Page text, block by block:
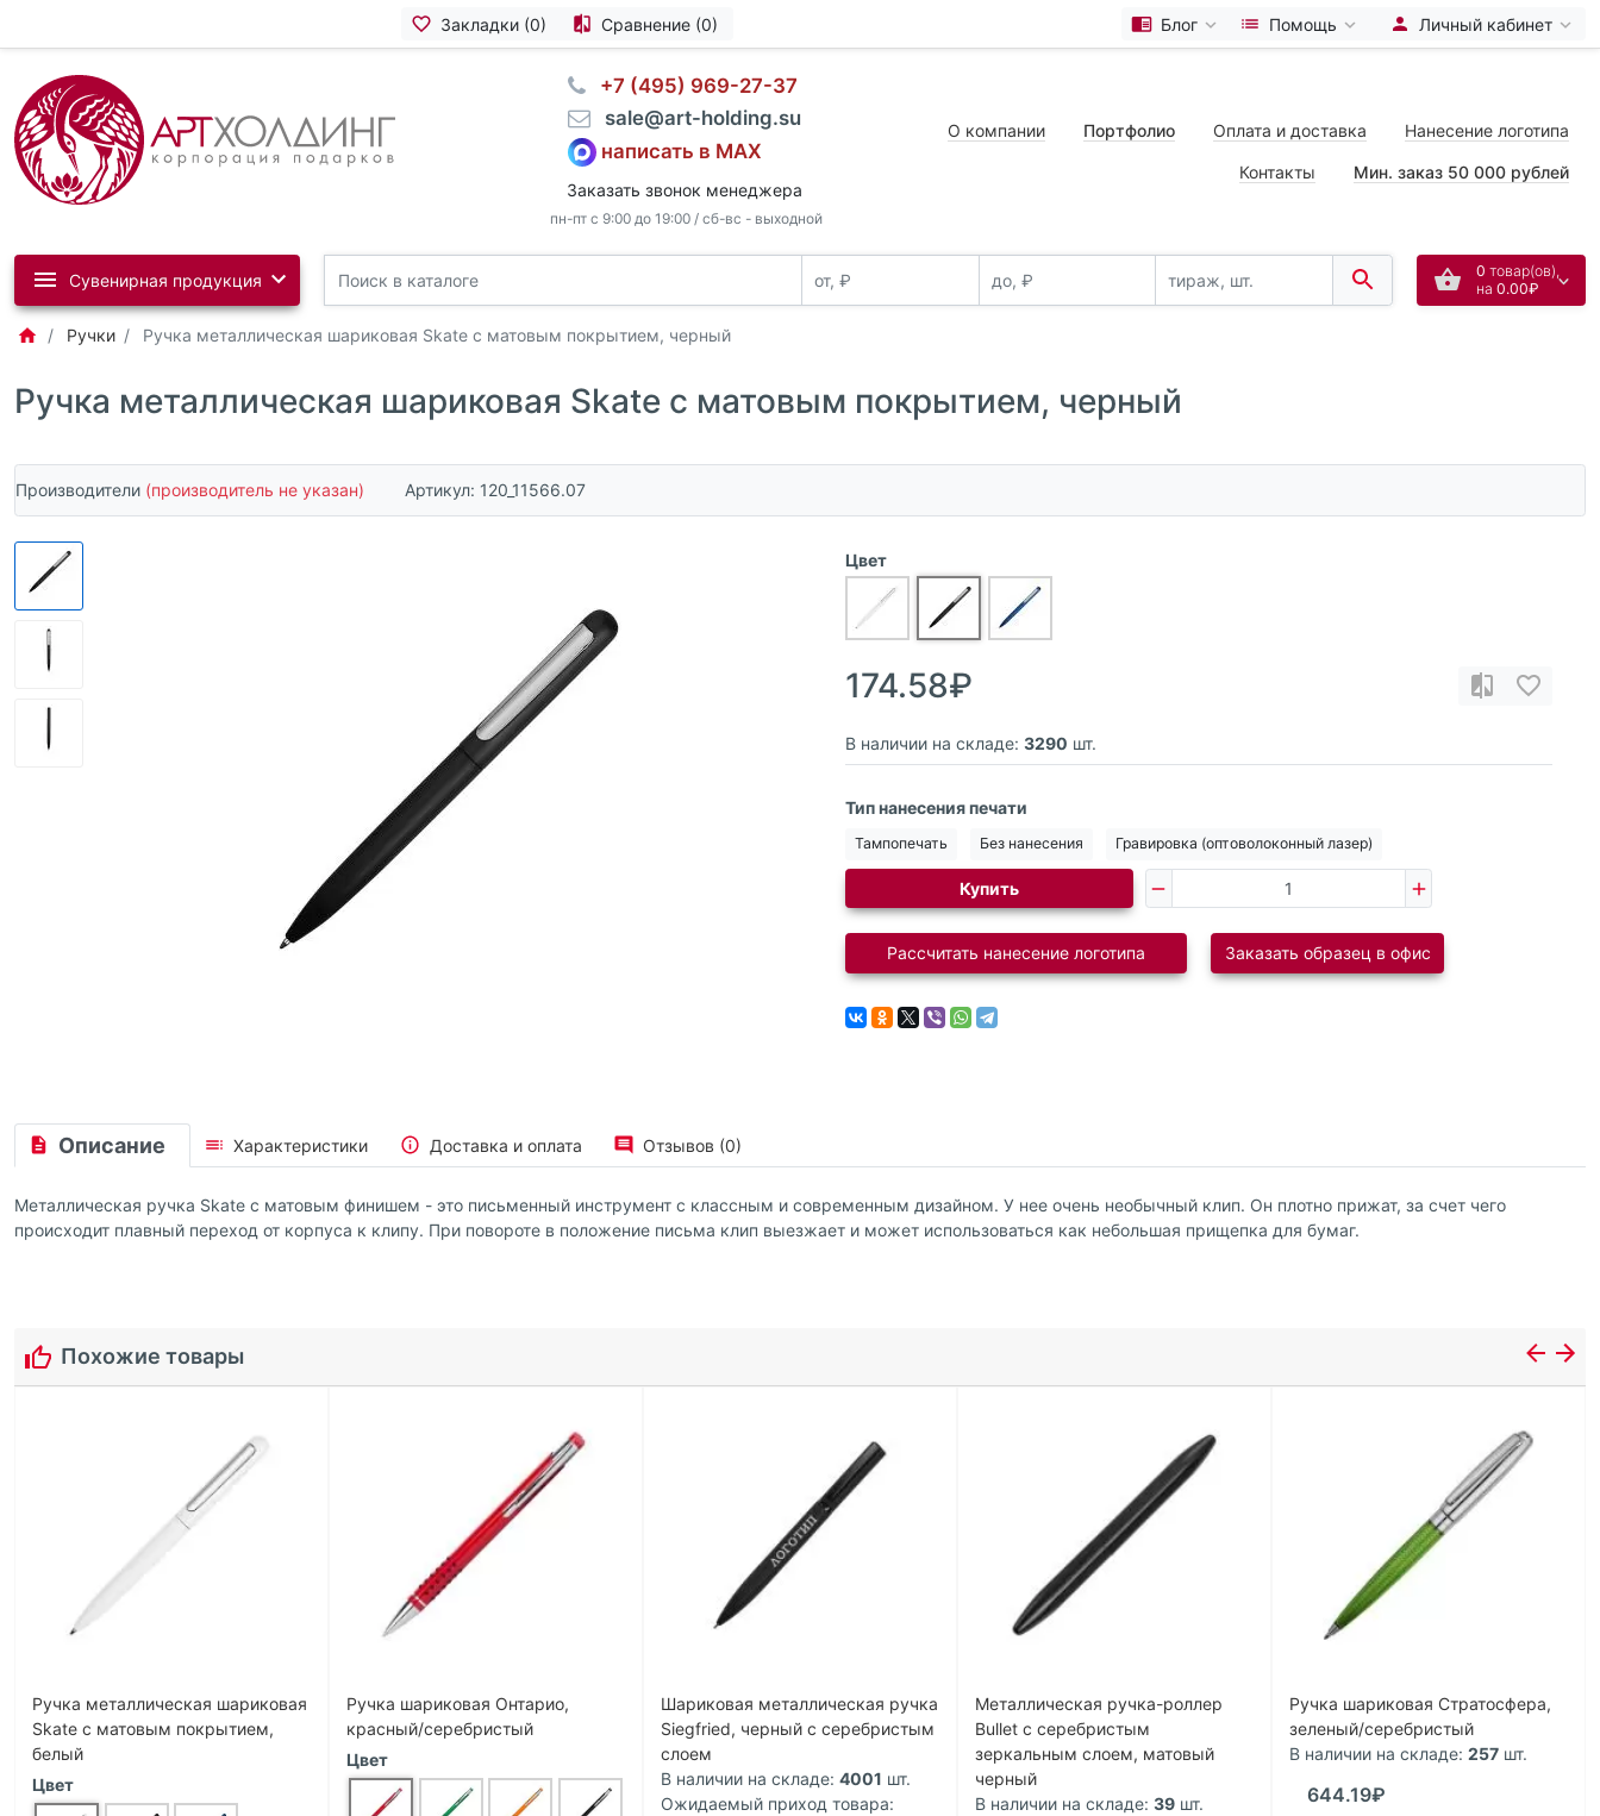
Закладки (0) Сравнение (0) Блог Помощь Личный кабинет
⠀+7 (495) 969-27-37
⠀sale@art-holding.su
написать в MAX
Заказать звонок менеджера
пн-пт с 9:00 до 19:00 / сб-вс - выходной
О компании Портфолио Оплата и доставка Нанесение логотипа
Контакты Мин. заказ 50 000 рублей
0 товар(ов),
на 0.00₽
Сувенирная продукция
Ручки Ручка металлическая шариковая Skate с матовым покрытием, черный
Ручка металлическая шариковая Skate с матовым покрытием, черный
Производители (производитель не указан) Артикул: 120_11566.07
Цвет
174.58₽
В наличии на складе: 3290 шт.
Тип нанесения печати
Тампопечать Без нанесения Гравировка (оптоволоконный лазер)
Купить
Рассчитать нанесение логотипа Заказать образец в офис
Описание Характеристики Доставка и оплата Отзывов (0)
Металлическая ручка Skate с матовым финишем - это письменный инструмент с классным и современным дизайном. У нее очень необычный клип. Он плотно прижат, за счет чего
происходит плавный переход от корпуса к клипу. При повороте в положение письма клип выезжает и может использоваться как небольшая прищепка для бумаг.
Похожие товары
Ручка металлическая шариковая
Skate с матовым покрытием,
белый
Цвет
Ручка шариковая Онтарио,
красный/серебристый
Цвет
Шариковая металлическая ручка
Siegfried, черный с серебристым
слоем
В наличии на складе: 4001 шт.
Ожидаемый приход товара:
Металлическая ручка-роллер
Bullet с серебристым
зеркальным слоем, матовый
черный
В наличии на складе: 39 шт.
Ручка шариковая Стратосфера,
зеленый/серебристый
В наличии на складе: 257 шт.
644.19₽